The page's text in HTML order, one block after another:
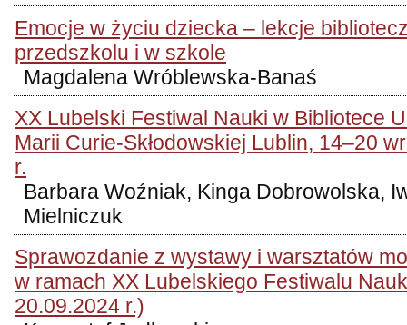
Emocje w życiu dziecka – lekcje
przedszkolu i w szkole
Magdalena Wróblewska-Banaś
XX Lubelski Festiwal Nauki w Bibliotece
Marii Curie-Skłodowskiej Lublin, 14–20
r.
Barbara Woźniak, Kinga Dobrowolska,
Mielniczuk
Sprawozdanie z wystawy i warsztatów
w ramach XX Lubelskiego Festiwalu
20.09.2024 r.)